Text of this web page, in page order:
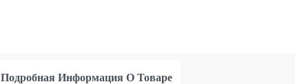
Подробная Информация О Товаре